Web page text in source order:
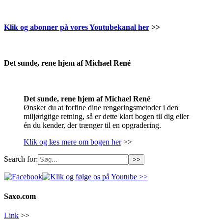
Klik og abonner på vores Youtubekanal her >>
Det sunde, rene hjem af Michael René
Det sunde, rene hjem af Michael René
Ønsker du at forfine dine rengøringsmetoder i den
miljørigtige retning, så er dette klart bogen til dig eller
én du kender, der trænger til en opgradering.
Klik og læs mere om bogen her>>
Search for:
Saxo.com
Link >>